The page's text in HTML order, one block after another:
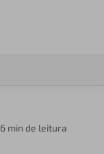
6 min de leitura